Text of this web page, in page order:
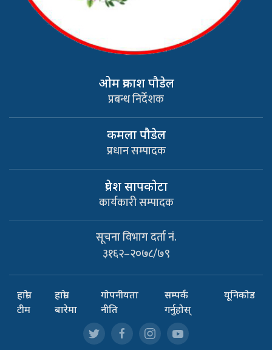
ओम प्रकाश पौडेल
प्रबन्ध निर्देशक
कमला पौडेल
प्रधान सम्पादक
प्रवेश सापकाेटा
कार्यकारी सम्पादक
सूचना विभाग दर्ता नं.
३१६२–२०७८/७९
हाम्रो
टीम
हाम्रो
बारेमा
गोपनीयता
नीति
सम्पर्क
गर्नुहोस्
यूनिकोड